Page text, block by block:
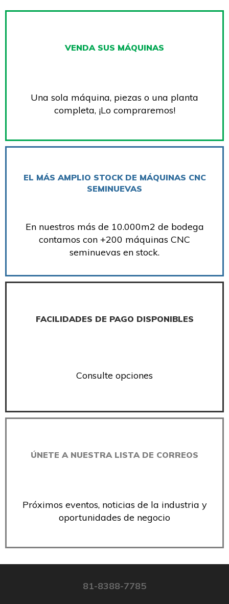
VENDA SUS MÁQUINAS
Una sola máquina, piezas o una planta
completa, ¡Lo compraremos!
EL MÁS AMPLIO STOCK DE MÁQUINAS CNC
SEMINUEVAS
En nuestros más de 10.000m2 de bodega
contamos con +200 máquinas CNC
seminuevas en stock.
FACILIDADES DE PAGO DISPONIBLES
Consulte opciones
ÚNETE A NUESTRA LISTA DE CORREOS
Próximos eventos, noticias de la industria y
oportunidades de negocio
81-8388-7785